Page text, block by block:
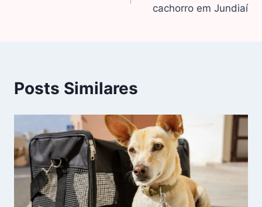
cachorro em Jundiaí
Posts Similares